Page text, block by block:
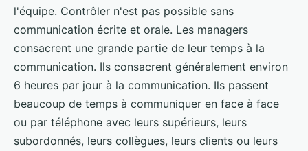
l'équipe. Contrôler n'est pas possible sans
communication écrite et orale. Les managers
consacrent une grande partie de leur temps à la
communication. Ils consacrent généralement environ
6 heures par jour à la communication. Ils passent
beaucoup de temps à communiquer en face à face
ou par téléphone avec leurs supérieurs, leurs
subordonnés, leurs collègues, leurs clients ou leurs